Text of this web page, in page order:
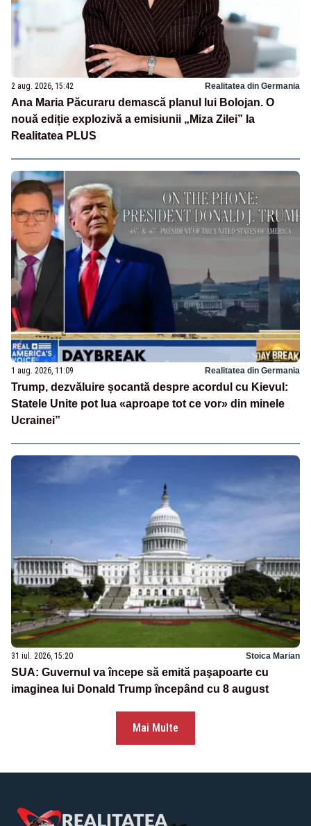
2 aug. 2026, 15:42 Realitatea din Germania
Ana Maria Păcuraru demască planul lui Bolojan. O
nouă ediție explozivă a emisiunii „Miza Zilei” la
Realitatea PLUS
1 aug. 2026, 11:09 Realitatea din Germania
Trump, dezvăluire șocantă despre acordul cu Kievul:
Statele Unite pot lua «aproape tot ce vor» din minele
Ucrainei”
31 iul. 2026, 15:20 Stoica Marian
SUA: Guvernul va începe să emită paşapoarte cu
imaginea lui Donald Trump începând cu 8 august
Mai Multe